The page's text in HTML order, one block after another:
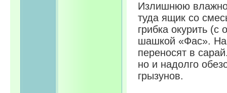
Излишнюю
туда ящик со
грибка окурить
шашкой «Фас».
переносят в
но и надолго
грызунов.